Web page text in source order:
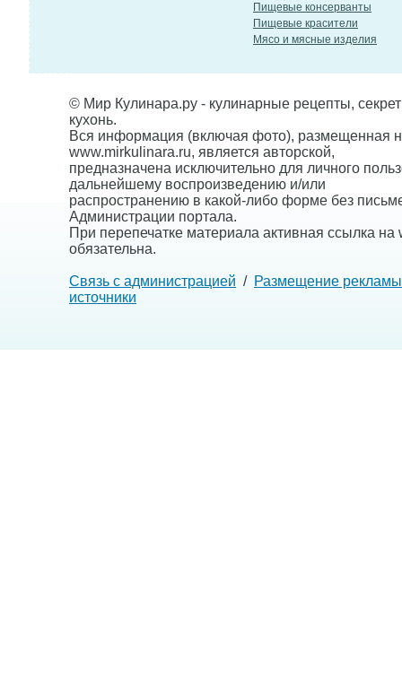
Пищевые консерванты
Пищевые красители
Мясо и мясные изделия
© Мир Кулинара.ру - кулинарные рецепты,
кухонь.
Вся информация (включая фото), размещенная
www.mirkulinara.ru, является авторской,
предназначена исключительно для личного
дальнейшему воспроизведению и/или
распространению в какой-либо форме без
Администрации портала.
При перепечатке материала активная ссылка на
обязательна.
Связь с администрацией / Размещение рекламы
источники